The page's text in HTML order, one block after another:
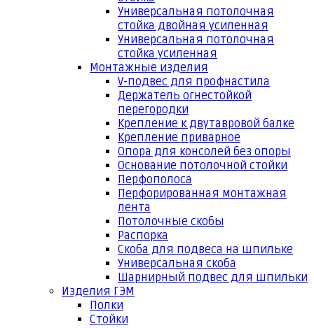
Универсальная потолочная
стойка двойная усиленная
Универсальная потолочная
стойка усиленная
Монтажные изделия
V-подвес для профнастила
Держатель огнестойкой
перегородки
Крепление к двутавровой балке
Крепление приварное
Опора для консолей без опоры
Основание потолочной стойки
Перфополоса
Перфорированная монтажная
лента
Потолочные скобы
Распорка
Скоба для подвеса на шпильке
Универсальная скоба
Шарнирный подвес для шпильки
Изделия ГЭМ
Полки
Стойки